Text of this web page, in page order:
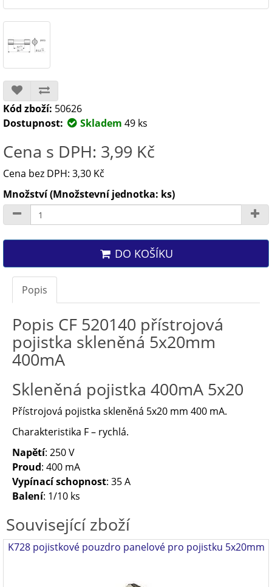
Kód zboží: 50626
Dostupnost:
Skladem 49 ks
Cena s DPH: 3,99 Kč
Cena bez DPH: 3,30 Kč
Množství (Množstevní jednotka: ks)
DO KOŠÍKU
Popis
Popis CF 520140 přístrojová
pojistka skleněná 5x20mm
400mA
Skleněná pojistka 400mA 5x20
Přístrojová pojistka skleněná 5x20 mm 400 mA.
Charakteristika F – rychlá.
Napětí: 250 V
Proud: 400 mA
Vypínací schopnost: 35 A
Balení: 1/10 ks
Související zboží
K728 pojistkové pouzdro panelové pro pojistku 5x20mm